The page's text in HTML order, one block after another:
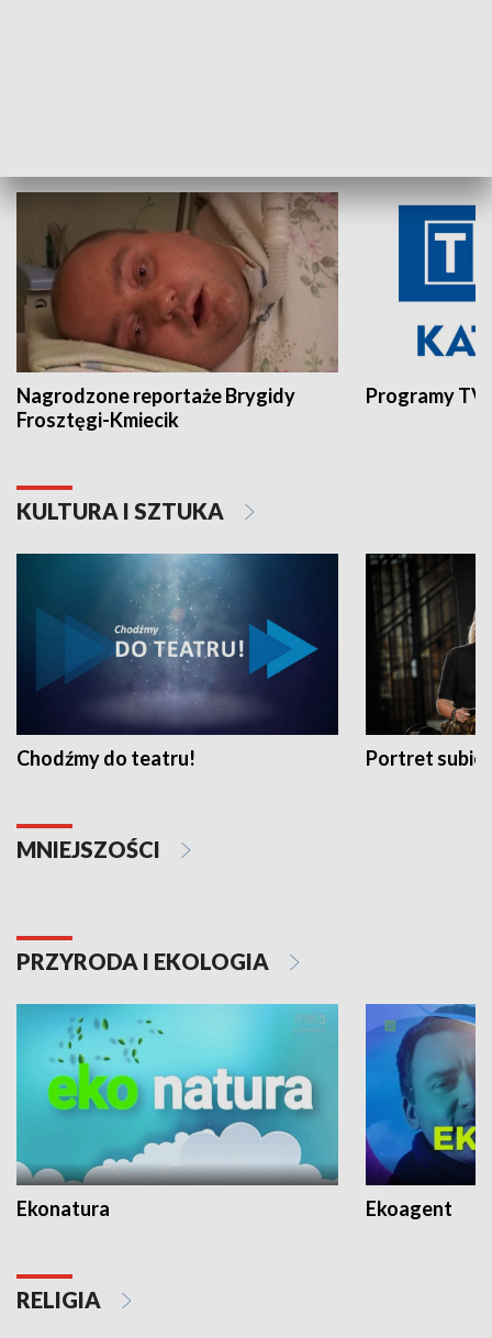
Nagrodzone reportaże Brygidy
Frosztęgi-Kmiecik
Programy
KULTURA I SZTUKA
Chodźmy do teatru! Portret
MNIEJSZOŚCI
PRZYRODA I EKOLOGIA
Ekonatura Ekoagent
RELIGIA